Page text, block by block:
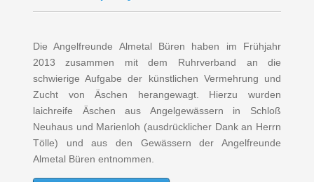
Die Angelfreunde Almetal Büren haben im Frühjahr
2013 zusammen mit dem Ruhrverband an die
schwierige Aufgabe der künstlichen Vermehrung und
Zucht von Äschen herangewagt. Hierzu wurden
laichreife Äschen aus Angelgewässern in Schloß
Neuhaus und Marienloh (ausdrücklicher Dank an Herrn
Tölle) und aus den Gewässern der Angelfreunde
Almetal Büren entnommen.